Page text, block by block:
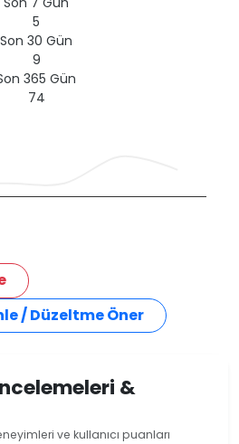
5
Son 30 Gün
9
365 Gün
74
/ Düzeltme Öner
&
ve kullanıcı puanları